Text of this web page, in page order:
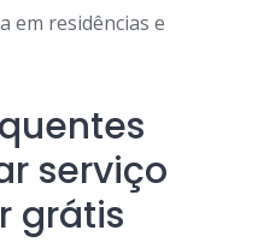
em residências e
serviço
grátis